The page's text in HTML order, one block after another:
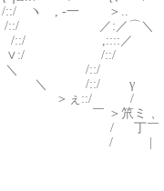
ヽ , -一 ＞.. 同
/::/ ／:／⌒＼
ｧ圦 /::/ ,::::
／ ∨:/ /::/
／ ＼ /
ｌ ＼ /::/
＞ぇ::/ /
〈 ￣ ＞笊ミ
＼ / 丁￣
＼ / |